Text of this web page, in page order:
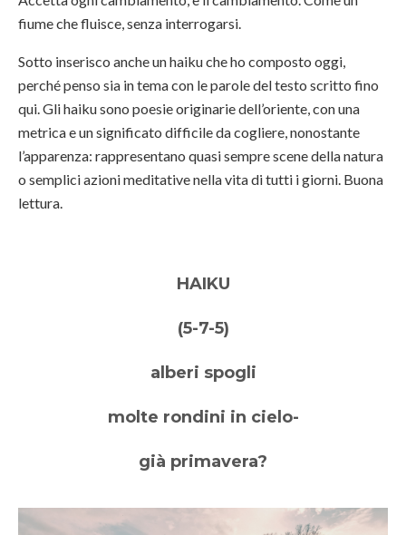
fiume che fluisce, senza interrogarsi.
Sotto inserisco anche un haiku che ho composto oggi,
perché penso sia in tema con le parole del testo scritto fino
qui. Gli haiku sono poesie originarie dell’oriente, con una
metrica e un significato difficile da cogliere, nonostante
l’apparenza: rappresentano quasi sempre scene della natura
o semplici azioni meditative nella vita di tutti i giorni. Buona
lettura.
HAIKU
(5-7-5)
alberi spogli
molte rondini in cielo-
già primavera?